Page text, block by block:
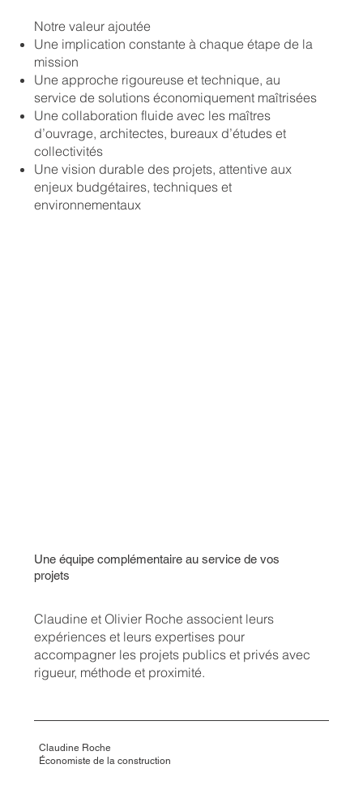
Notre valeur ajoutée
Une implication constante à chaque étape de la
mission
Une approche rigoureuse et technique, au
service de solutions économiquement maîtrisées
Une collaboration fluide avec les maîtres
d’ouvrage, architectes, bureaux d’études et
collectivités
Une vision durable des projets, attentive aux
enjeux budgétaires, techniques et
environnementaux
Une équipe complémentaire au service de vos
projets
Claudine et Olivier Roche associent leurs
expériences et leurs expertises pour
accompagner les projets publics et privés avec
rigueur, méthode et proximité.
Claudine Roche
Économiste de la construction